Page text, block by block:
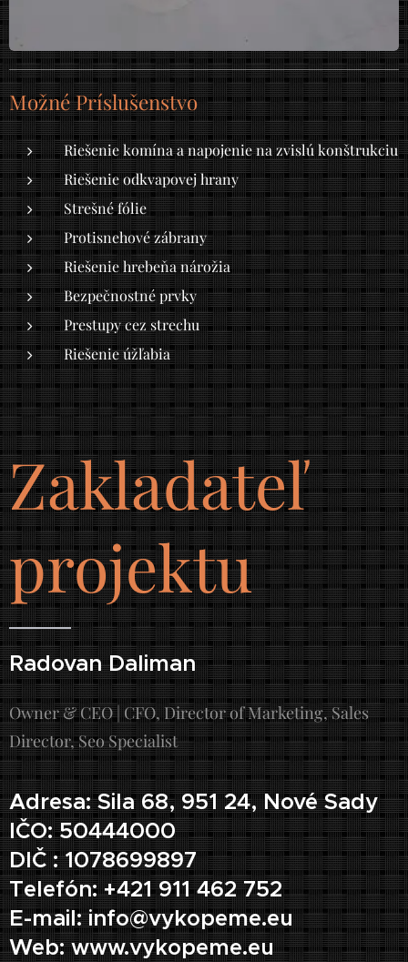
Možné Príslušenstvo
Riešenie komína a napojenie na zvislú konštrukciu
Riešenie odkvapovej hrany
Strešné fólie
Protisnehové zábrany
Riešenie hrebeňa nárožia
Bezpečnostné prvky
Prestupy cez strechu
Riešenie úžľabia
Zakladateľ
projektu
Radovan Daliman
Owner & CEO | CFO, Director of Marketing, Sales
Director, Seo Specialist
Adresa: Sila 68, 951 24, Nové Sady
IČO: 50444000
DIČ : 1078699897
Telefón: +421 911 462 752
E-mail: info@vykopeme.eu
Web: www.vykopeme.eu